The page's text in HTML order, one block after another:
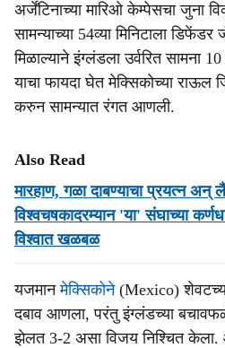
अर्जेंटिनाच्या मारिओ केम्पेसचा जुना
सामन्याच्या 54व्या मिनिटाला
मिळाल्याने इंग्लंडला उर्वरित सामना
याचा फायदा घेत मेक्सिकोच्या राऊल
करुन सामन्यात रंगत आणली.
Also Read
मारहाण, गळा दाबण्याचा प्रयत्न
विश्वचषकादरम्यान 'या' संघाच्या
विश्वात खळबळ
यजमानमेक्सिकोने(Mexico)
दबाव आणला, परंतु इंग्लंडच्या
झेलत 3-2 असा विजय निश्चित केला.